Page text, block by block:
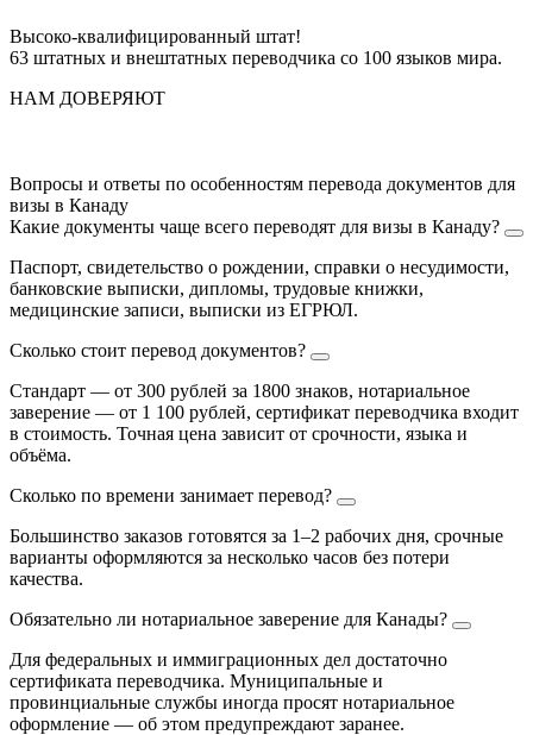
Высоко-квалифицированный штат!
63 штатных и внештатных переводчика со 100 языков мира.
НАМ ДОВЕРЯЮТ
Вопросы и ответы по особенностям перевода документов для
визы в Канаду
Какие документы чаще всего переводят для визы в Канаду?
Паспорт, свидетельство о рождении, справки о несудимости,
банковские выписки, дипломы, трудовые книжки,
медицинские записи, выписки из ЕГРЮЛ.
Сколько стоит перевод документов?
Стандарт — от 300 рублей за 1800 знаков, нотариальное
заверение — от 1 100 рублей, сертификат переводчика входит
в стоимость. Точная цена зависит от срочности, языка и
объёма.
Сколько по времени занимает перевод?
Большинство заказов готовятся за 1–2 рабочих дня, срочные
варианты оформляются за несколько часов без потери
качества.
Обязательно ли нотариальное заверение для Канады?
Для федеральных и иммиграционных дел достаточно
сертификата переводчика. Муниципальные и
провинциальные службы иногда просят нотариальное
оформление — об этом предупреждают заранее.